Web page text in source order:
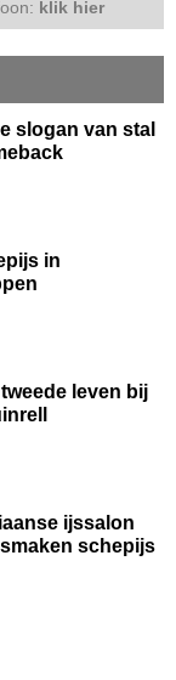
klik hier
slogan van stal
in
leven bij
ijssalon
schepijs